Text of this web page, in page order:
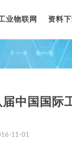
业物联网 资料
中国国际
11-01